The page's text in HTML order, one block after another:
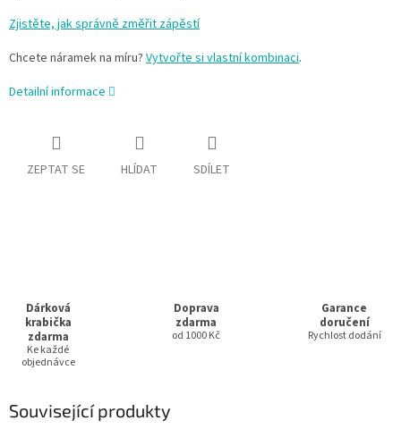
Zjistěte, jak správně změřit zápěstí
Chcete náramek na míru? Vytvořte si vlastní kombinaci.
Detailní informace
ZEPTAT SE HLÍDAT SDÍLET
Dárková
krabička
zdarma
Ke každé
objednávce
Doprava
zdarma
od 1000 Kč
Garance
doručení
Rychlost dodání
Související produkty